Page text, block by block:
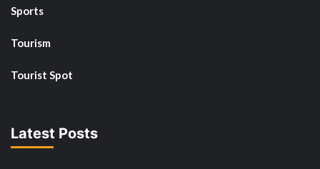
Sports
Tourism
Tourist Spot
Latest Posts